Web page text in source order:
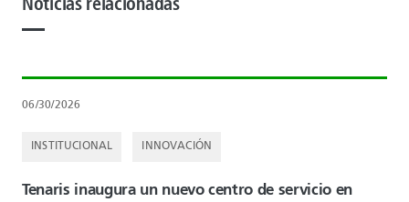
Noticias relacionadas
06/30/2026
INSTITUCIONAL INNOVACIÓN
Tenaris inaugura un nuevo centro de servicio en